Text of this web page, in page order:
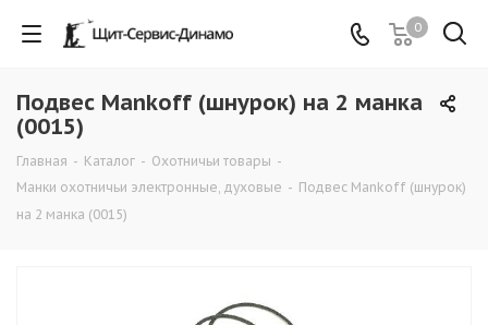
0
Подвес Mankoff (шнурок) на 2 манка
(0015)
Главная - Каталог - Охотничьи товары -
Манки охотничьи электронные, духовые - Подвес Mankoff (шнурок)
на 2 манка (0015)